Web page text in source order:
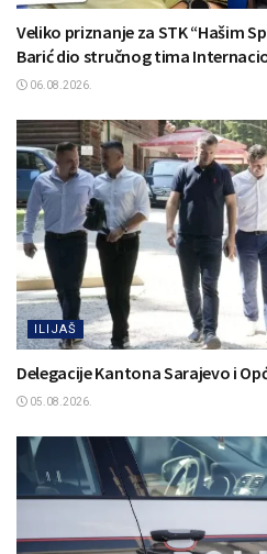
Veliko priznanje za STK “Hašim
Barić dio stručnog tima
06.08.2026.
ILIJAŠ
Delegacije Kantona Sarajevo i
05.08.2026.